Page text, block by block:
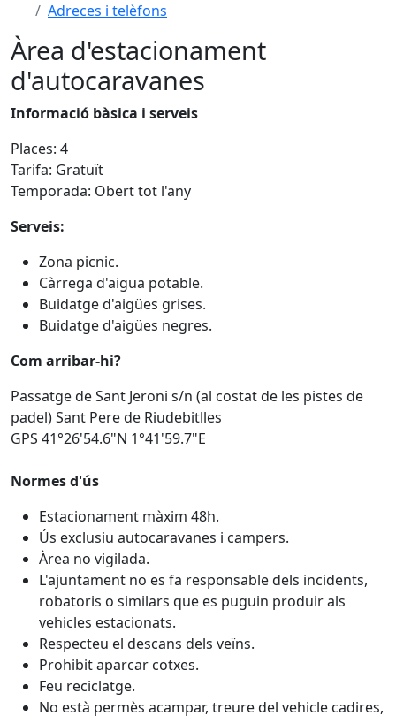
Adreces i telèfons
Àrea d'estacionament
d'autocaravanes
Informació bàsica i serveis
Places: 4
Tarifa: Gratuït
Temporada: Obert tot l'any
Serveis:
Zona picnic.
Càrrega d'aigua potable.
Buidatge d'aigües grises.
Buidatge d'aigües negres.
Com arribar-hi?
Passatge de Sant Jeroni s/n (al costat de les pistes de
padel) Sant Pere de Riudebitlles
GPS 41°26'54.6"N 1°41'59.7"E
Normes d'ús
Estacionament màxim 48h.
Ús exclusiu autocaravanes i campers.
Àrea no vigilada.
L'ajuntament no es fa responsable dels incidents,
robatoris o similars que es puguin produir als
vehicles estacionats.
Respecteu el descans dels veïns.
Prohibit aparcar cotxes.
Feu reciclatge.
No està permès acampar, treure del vehicle cadires,